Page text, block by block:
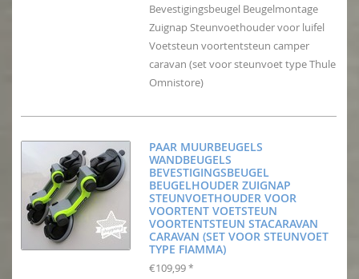
Bevestigingsbeugel Beugelmontage
Zuignap Steunvoethouder voor luifel
Voetsteun voortentsteun camper
caravan (set voor steunvoet type Thule
Omnistore)
PAAR MUURBEUGELS
WANDBEUGELS
BEVESTIGINGSBEUGEL
BEUGELHOUDER ZUIGNAP
STEUNVOETHOUDER VOOR
VOORTENT VOETSTEUN
VOORTENTSTEUN STACARAVAN
CARAVAN (SET VOOR STEUNVOET
TYPE FIAMMA)
€109,99 *